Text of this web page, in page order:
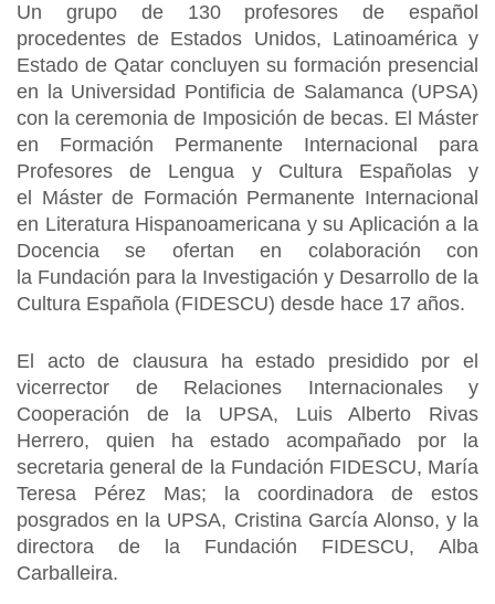
Un grupo de 130 profesores de español
procedentes de Estados Unidos, Latinoamérica y
Estado de Qatar concluyen su formación presencial
en la Universidad Pontificia de Salamanca (UPSA)
con la ceremonia de Imposición de becas. El Máster
en Formación Permanente Internacional para
Profesores de Lengua y Cultura Españolas y
el Máster de Formación Permanente Internacional
en Literatura Hispanoamericana y su Aplicación a la
Docencia se ofertan en colaboración con
la Fundación para la Investigación y Desarrollo de la
Cultura Española (FIDESCU) desde hace 17 años.
El acto de clausura ha estado presidido por el
vicerrector de Relaciones Internacionales y
Cooperación de la UPSA, Luis Alberto Rivas
Herrero, quien ha estado acompañado por la
secretaria general de la Fundación FIDESCU, María
Teresa Pérez Mas; la coordinadora de estos
posgrados en la UPSA, Cristina García Alonso, y la
directora de la Fundación FIDESCU, Alba
Carballeira.